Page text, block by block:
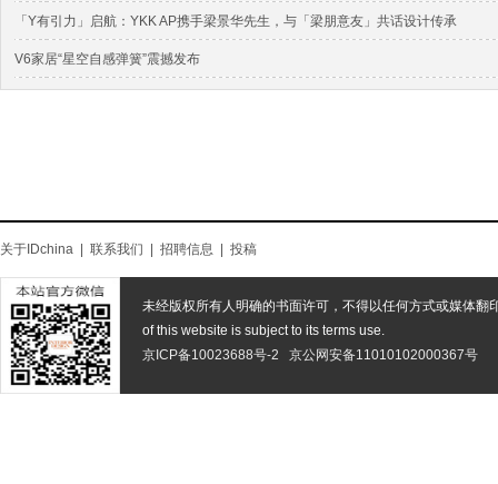
「Y有引力」启航：YKK AP携手梁景华先生，与「梁朋意友」共话设计传承
V6家居“星空自感弹簧”震撼发布
关于IDchina 联系我们 招聘信息 投稿
未经版权所有人明确的书面许可，不得以任何方式或媒体翻
of this website is subject to its terms use.
京ICP备10023688号-2
京公网安备11010102000367号